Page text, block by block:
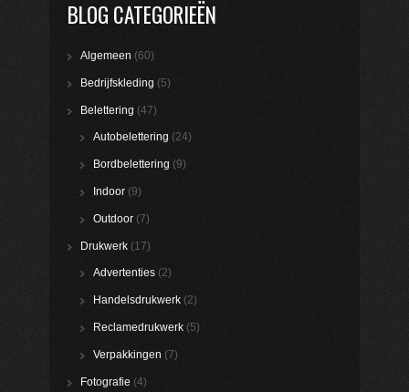
BLOG CATEGORIEËN
Algemeen (60)
Bedrijfskleding (5)
Belettering (47)
Autobelettering (24)
Bordbelettering (9)
Indoor (9)
Outdoor (7)
Drukwerk (17)
Advertenties (2)
Handelsdrukwerk (2)
Reclamedrukwerk (5)
Verpakkingen (7)
Fotografie (4)